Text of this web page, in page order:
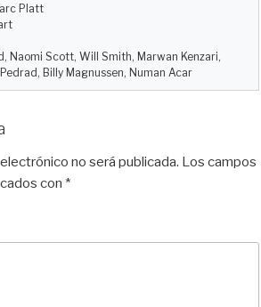
Platt
Naomi Scott, Will Smith, Marwan Kenzari,
Billy Magnussen, Numan Acar
no será publicada. Los campos
con *